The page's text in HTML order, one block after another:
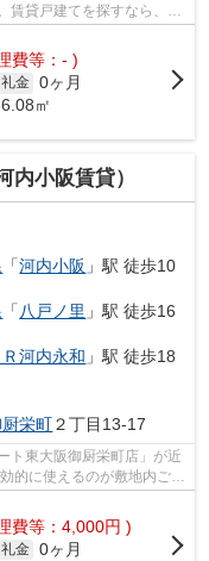
貸戸建てを探すなら、東
費等：- )
礼金 0ヶ月
㎡
内小阪賃貸）
「河内小阪 」駅 徒歩10
「八戸ノ里 」駅 徒歩16
Ｒ河内永和 」駅 徒歩18
栄町２丁目13-17
ト東大阪御厨栄町店」が近
的に使えるのが敷地内ごみ
費等：4,000円 )
礼金 0ヶ月